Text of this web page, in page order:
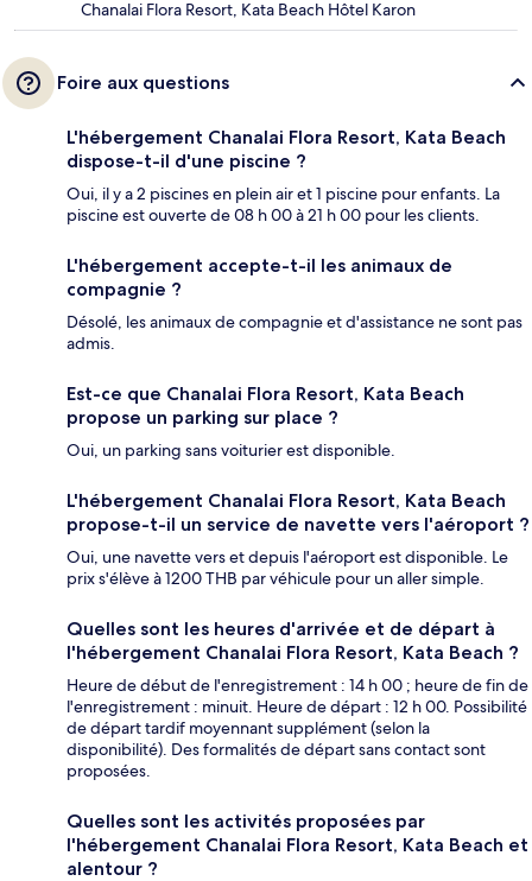
Chanalai Flora Resort, Kata Beach Hôtel Karon
Foire aux questions
L'hébergement Chanalai Flora Resort, Kata Beach
dispose-t-il d'une piscine ?
Oui, il y a 2 piscines en plein air et 1 piscine pour enfants. La
piscine est ouverte de 08 h 00 à 21 h 00 pour les clients.
L'hébergement accepte-t-il les animaux de
compagnie ?
Désolé, les animaux de compagnie et d'assistance ne sont pas
admis.
Est-ce que Chanalai Flora Resort, Kata Beach
propose un parking sur place ?
Oui, un parking sans voiturier est disponible.
L'hébergement Chanalai Flora Resort, Kata Beach
propose-t-il un service de navette vers l'aéroport ?
Oui, une navette vers et depuis l'aéroport est disponible. Le
prix s'élève à 1200 THB par véhicule pour un aller simple.
Quelles sont les heures d'arrivée et de départ à
l'hébergement Chanalai Flora Resort, Kata Beach ?
Heure de début de l'enregistrement : 14 h 00 ; heure de fin de
l'enregistrement : minuit. Heure de départ : 12 h 00. Possibilité
de départ tardif moyennant supplément (selon la
disponibilité). Des formalités de départ sans contact sont
proposées.
Quelles sont les activités proposées par
l'hébergement Chanalai Flora Resort, Kata Beach et
alentour ?